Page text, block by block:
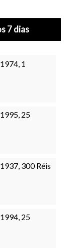
7 dias
1
25
300 Réis
25